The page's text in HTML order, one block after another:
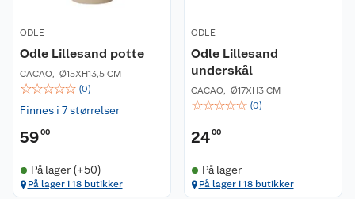
ODLE
Odle Lillesand potte
CACAO, Ø15XH13,5 CM
☆☆☆☆☆ (0)
Finnes i 7 størrelser
5900
På lager (+50)
På lager i 18 butikker
ODLE
Odle Lillesand
underskål
CACAO, Ø17XH3 CM
☆☆☆☆☆ (0)
2400
På lager
På lager i 18 butikker